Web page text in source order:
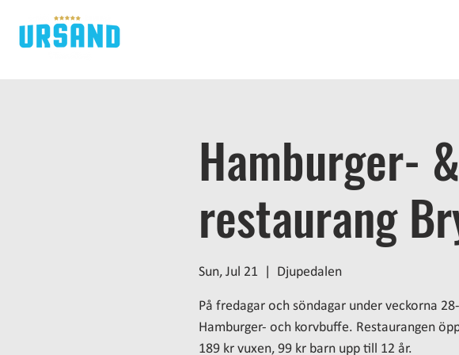
Hamburger-
restaurang
Sun, Jul 21 Djupedalen
På fredagar och söndagar under veckorna
Hamburger- och korvbuffe. Restaurangen
189 kr vuxen, 99 kr barn upp till 12 år.